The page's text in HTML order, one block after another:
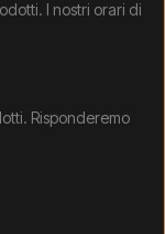
I nostri orari di
Risponderemo